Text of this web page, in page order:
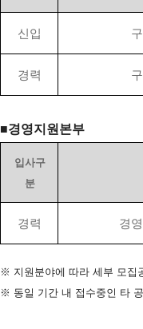
신입
경력
■경영지원본부
입사구
분
경력 경
※ 지원분야에 따라 세부 모집
※ 동일 기간 내 접수중인 타